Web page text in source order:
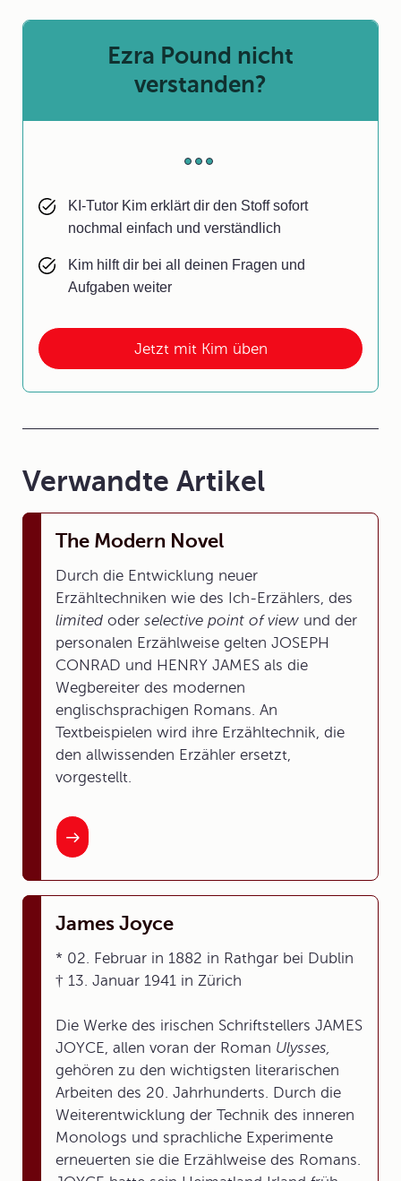
Jetzt mit Kim üben
Ezra Pound nicht
verstanden?
KI-Tutor Kim erklärt dir den Stoff sofort
nochmal einfach und verständlich
Kim hilft dir bei all deinen Fragen und
Aufgaben weiter
Verwandte Artikel
The Modern Novel
Durch die Entwicklung neuer
Erzähltechniken wie des Ich-Erzählers, des
limited oder selective point of view und der
personalen Erzählweise gelten JOSEPH
CONRAD und HENRY JAMES als die
Wegbereiter des modernen
englischsprachigen Romans. An
Textbeispielen wird ihre Erzähltechnik, die
den allwissenden Erzähler ersetzt,
vorgestellt.
James Joyce
* 02. Februar in 1882 in Rathgar bei Dublin
† 13. Januar 1941 in Zürich
Die Werke des irischen Schriftstellers JAMES
JOYCE, allen voran der Roman Ulysses,
gehören zu den wichtigsten literarischen
Arbeiten des 20. Jahrhunderts. Durch die
Weiterentwicklung der Technik des inneren
Monologs und sprachliche Experimente
erneuerten sie die Erzählweise des Romans.